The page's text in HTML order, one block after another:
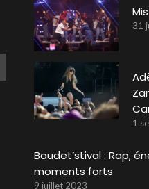
31
1
Baudet’stival : Rap,
moments forts
9 juillet 2023